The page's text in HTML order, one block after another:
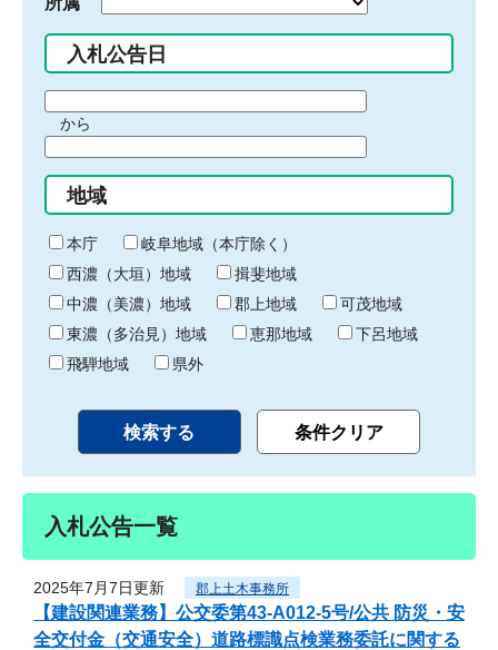
入札公告日
間
始
り
から
間
終
わ
り
地域
本庁
岐阜地域（本庁除く）
西濃（大垣）地域
揖斐地域
中濃（美濃）地域
郡上地域
可茂地域
東濃（多治見）地域
恵那地域
下呂地域
飛騨地域
県外
入札公告一覧
2025年7月7日更新 郡上土木事務所
【建設関連業務】公交委第43-A012-5号/公共 防災・安
全交付金（交通安全）道路標識点検業務委託に関する